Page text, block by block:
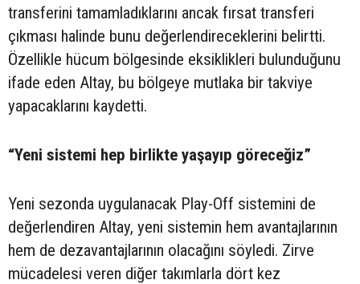
transferini tamamladıklarını ancak fırsat transferi
çıkması halinde bunu değerlendireceklerini belirtti.
Özellikle hücum bölgesinde eksiklikleri bulunduğunu
ifade eden Altay, bu bölgeye mutlaka bir takviye
yapacaklarını kaydetti.
“Yeni sistemi hep birlikte yaşayıp göreceğiz”
Yeni sezonda uygulanacak Play-Off sistemini de
değerlendiren Altay, yeni sistemin hem avantajlarının
hem de dezavantajlarının olacağını söyledi. Zirve
mücadelesi veren diğer takımlarla dört kez